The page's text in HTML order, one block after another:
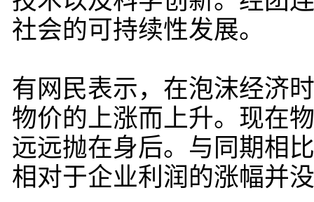
社会的可持续性发展。
有网民表示，在泡沫经济
物价的上涨而上升。现在
远远抛在身后。与同期相
相对于企业利润的涨幅并